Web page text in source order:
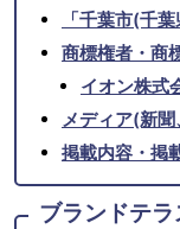
「千葉市(千
商標権者・商
イオン株式
メディア(新
掲載内容・掲
ブランドテ